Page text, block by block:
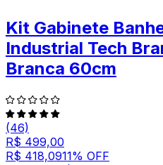
Kit Gabinete
Industrial Tech
Branca 60cm
(46)
R$ 499,00
R$ 418,0911% OFF